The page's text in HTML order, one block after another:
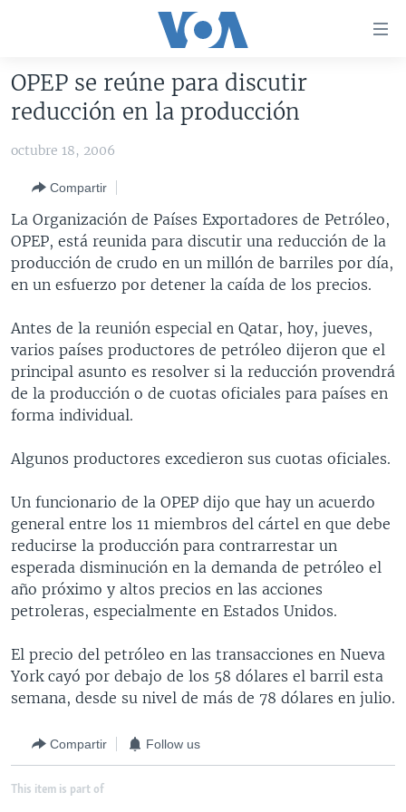
accesibilidad
contenido
Salte
navegador
principal
Salte
AMÉRICA DEL NORTE
MÉXICO
HAITÍ
ELECCIONES EEUU
VOTO DIVIDIDO
VOA VERIFICA
VOA VERIFICA UCRANIA/RUSIA
VOA VERIFICA INMIGRACIÓN
VOA VERIFICA AMÉRICA LATINA
AMÉRICA LATINA
ARGENTINA
BOLIVIA
COLOMBIA
CHILE
PERÚ
ECUADOR
VENEZUELA
BRASIL
CHINA EN AMÉRICA LATINA
CENTROAMÉRICA
COSTA RICA
EL SALVADOR
GUATEMALA
HONDURAS
NICARAGUA
OTRAS SECCIONES
INMIGRACIÓN
LIBERTAD DE PRENSA
MUNDO
ECONOMÍA
ENTRETENIMIENTO Y CULTURA
DEPORTES
CIENCIA Y SALUD
ESPECIALES DE LA VOA
LIBERTAD DE PRENSA
UCRANIA
MULTIMEDIA
VIDEOS
AUDIOS
PROGRAMAS TV
FORO INTERAMERICANO
VISIÓN 360
LAS CLAVES
PANORAMA
AVANCE INFORMATIVO
AUDIONOTICIAS
BUENOS DÍAS AMÉRICA
ESTADOS UNIDOS AL DÍA
EL MUNDO AL DÍA [RADIO]
FORO [RADIO]
NOTA ECONÓMICA
ENTRETENIMIENTO
DIRECT
DOCUMENTALES DE LA VOA
Learning English
SÍGANOS
Idiomas
OPEP se reúne para discutir
reducción en la producción
octubre 18, 2006
Compartir
La Organización de Países Exportadores de Petróleo,
OPEP, está reunida para discutir una reducción de la
producción de crudo en un millón de barriles por día,
en un esfuerzo por detener la caída de los precios.
Antes de la reunión especial en Qatar, hoy, jueves,
varios países productores de petróleo dijeron que el
principal asunto es resolver si la reducción provendrá
de la producción o de cuotas oficiales para países en
forma individual.
Algunos productores excedieron sus cuotas oficiales.
Un funcionario de la OPEP dijo que hay un acuerdo
general entre los 11 miembros del cártel en que debe
reducirse la producción para contrarrestar un
esperada disminución en la demanda de petróleo el
año próximo y altos precios en las acciones
petroleras, especialmente en Estados Unidos.
El precio del petróleo en las transacciones en Nueva
York cayó por debajo de los 58 dólares el barril esta
semana, desde su nivel de más de 78 dólares en julio.
Compartir Follow us
This item is part of